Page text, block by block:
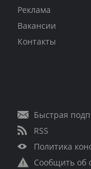
Реклама
Вакансии
Контакты
Быстрая
RSS
Политика
Сообщить об